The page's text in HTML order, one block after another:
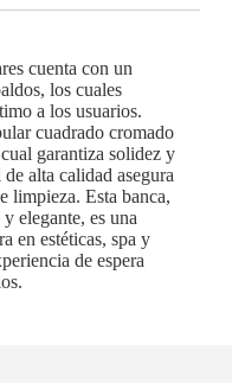
cuenta con un
los cuales
a los usuarios.
cuadrado cromado
garantiza solidez y
alta calidad asegura
limpieza. Esta banca,
elegante, es una
en estéticas, spa y
de espera